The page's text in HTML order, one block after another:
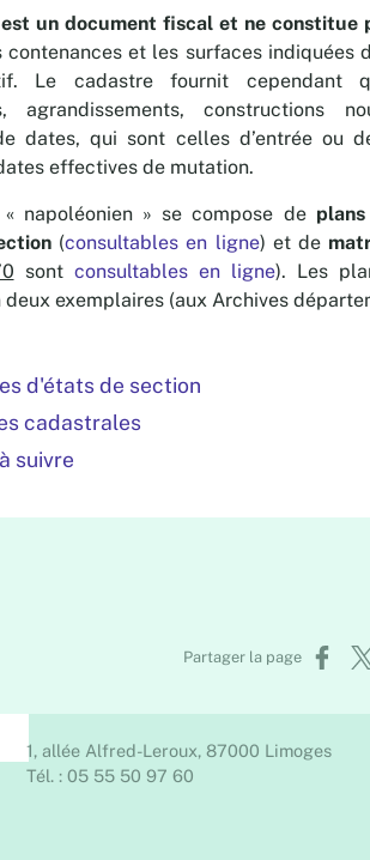
un document fiscal et ne constitue
contenances et les surfaces indiquées
Le cadastre fournit cependant
agrandissements, constructions
dates, qui sont celles d’entrée ou
effectives de mutation.
napoléonien » se compose de plans
(consultables en ligne) et de
sont consultables en ligne). Les
deux exemplaires (aux Archives
d'états de section
cadastrales
suivre
Partager la page Partager
1, allée Alfred-Leroux, 87000 Limoges
Tél. : 05 55 50 97 60